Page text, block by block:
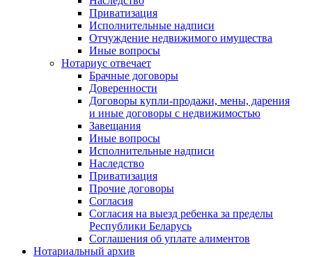
Приватизация
Исполнительные надписи
Отчуждение недвижимого имущества
Иные вопросы
Нотариус отвечает
Брачные договоры
Доверенности
Договоры купли-продажи, мены, дарения
и иные договоры с недвижимостью
Завещания
Иные вопросы
Исполнительные надписи
Наследство
Приватизация
Прочие договоры
Согласия
Согласия на выезд ребенка за пределы
Республики Беларусь
Соглашения об уплате алиментов
Нотариальный архив